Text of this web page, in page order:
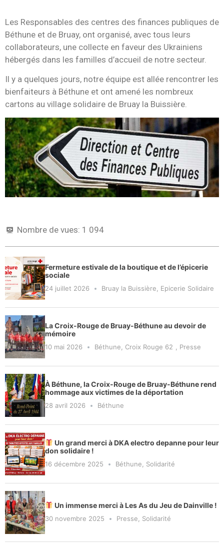
Les Responsables des centres des finances publiques de
Béthune et de Bruay, ont organisé, avec tous leurs
collaborateurs, une collecte en faveur des Ukrainiens
hébergés dans les familles d’accueil de notre secteur.
Il y a quelques jours, notre équipe est allée rencontrer les
bienfaiteurs à Béthune et ont amené les nombreux
cartons au village solidaire de Bruay la Buissière.
Nombre de vues: 1 094
Fermeture estivale de la boutique et de l’épicerie
sociale
24 juillet 2026 Bruay la Buissière Epicerie Solidaire
La Croix-Rouge de Bruay-Béthune au devoir de
mémoire
10 mai 2026 Béthune Croix Rouge 62 Presse
À Béthune, la Croix-Rouge de Bruay-Béthune rend
hommage aux victimes de la déportation
28 avril 2026 Béthune
Un grand merci à DKA electro depanne pour leur
don solidaire !
16 décembre 2025 Béthune Solidarité
Un immense merci à Les As du Jeu de Dainville !
30 novembre 2025 Presse Solidarité